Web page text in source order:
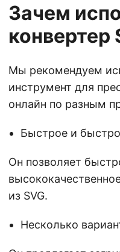
Зачем
конвертер
Мы рекомендуем
инструмент для
онлайн по разным
Быстрое и
Он позволяет
из SVG.
Несколько